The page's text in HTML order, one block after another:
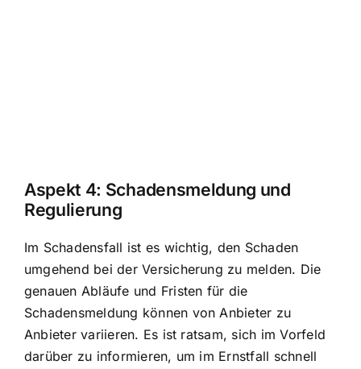
Aspekt 4: Schadensmeldung und
Regulierung
Im Schadensfall ist es wichtig, den Schaden
umgehend bei der Versicherung zu melden. Die
genauen Abläufe und Fristen für die
Schadensmeldung können von Anbieter zu
Anbieter variieren. Es ist ratsam, sich im Vorfeld
darüber zu informieren, um im Ernstfall schnell